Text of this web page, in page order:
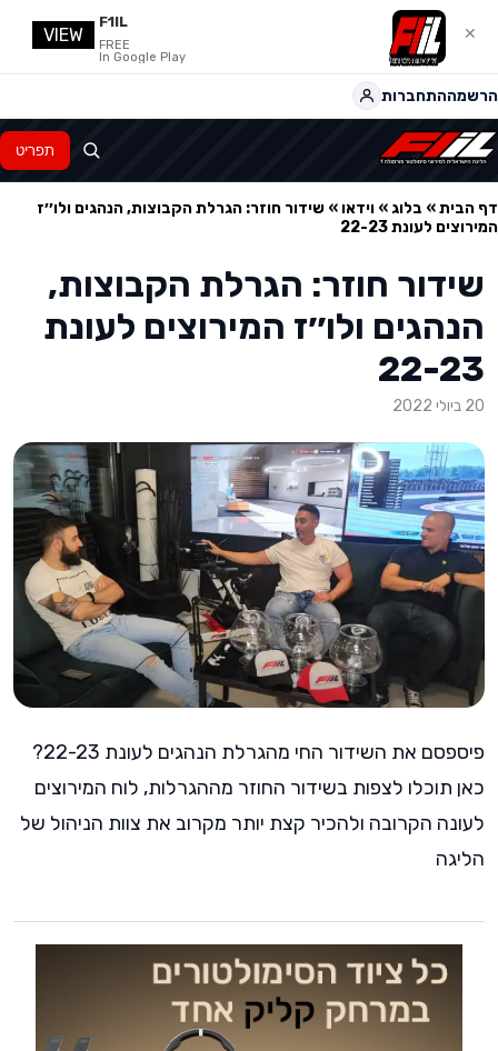
התחברותהרשמה
תפריט
דף הבית» בלוג » וידאו » שידור חוזר: הגרלת הקבוצות, הנהגים ולו׳׳ז
המירוצים לעונת 22-23
שידור חוזר: הגרלת הקבוצות,
הנהגים ולו׳׳ז המירוצים לעונת
22-23
20 ביולי 2022
פיספסם את השידור החי מהגרלת הנהגים לעונת 22-23?
כאן תוכלו לצפות בשידור החוזר מההגרלות, לוח המירוצים
לעונה הקרובה ולהכיר קצת יותר מקרוב את צוות הניהול של
הליגה
✕
F1IL
FREE
In Google Play
VIEW